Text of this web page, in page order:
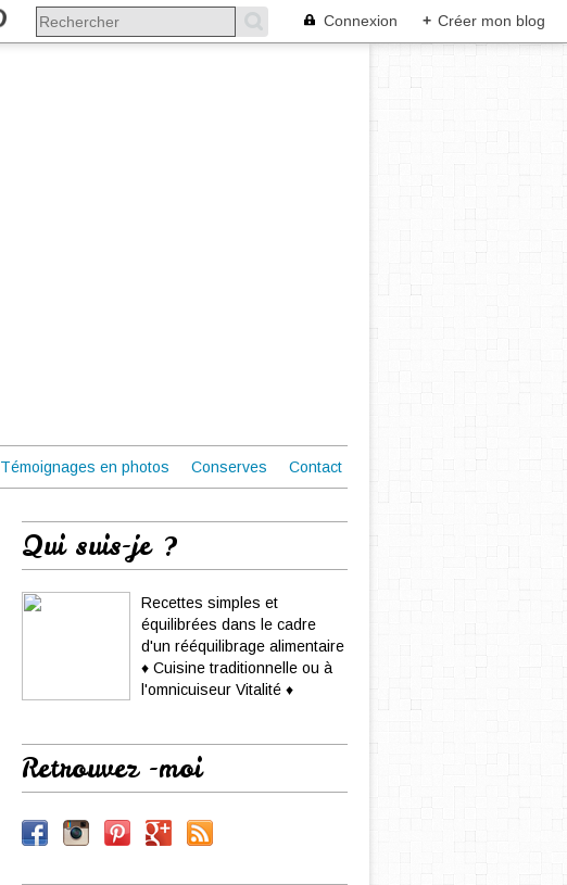
Connexion + Créer mon blog
Témoignages en photos Conserves Contact
Qui suis-je ?
Recettes simples et
équilibrées dans le cadre
d'un rééquilibrage alimentaire
♦ Cuisine traditionnelle ou à
l'omnicuiseur Vitalité ♦
Retrouvez -moi